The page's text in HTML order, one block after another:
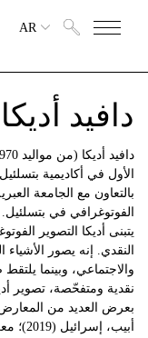
AR
دافيد أديكا
الأول في أكاديمية
بالتعاون مع الجامعة
الفوتوغرافي في بتسلئيل.
يتبنى أديكا التصوير
النقدي. إنه يصور
والاجتماعي، وبينما
نقدية ومتفحّصة، تصوير
بعرض العديد من